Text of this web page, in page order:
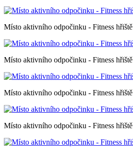
Místo aktivního odpočinku - Fitness hřiště
Místo aktivního odpočinku - Fitness hřiště
Místo aktivního odpočinku - Fitness hřiště
Místo aktivního odpočinku - Fitness hřiště